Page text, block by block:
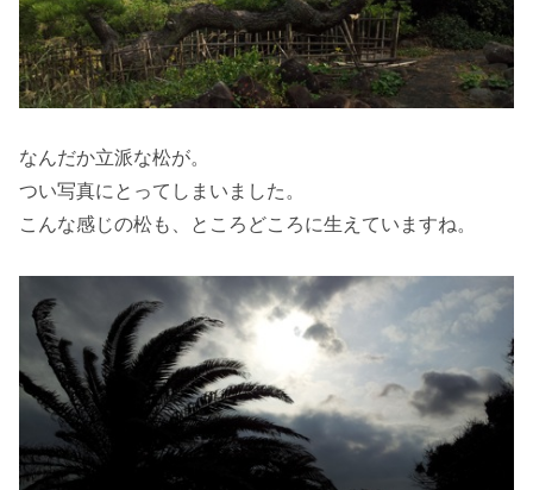
なんだか立派な松が。
つい写真にとってしまいました。
こんな感じの松も、ところどころに生えていますね。